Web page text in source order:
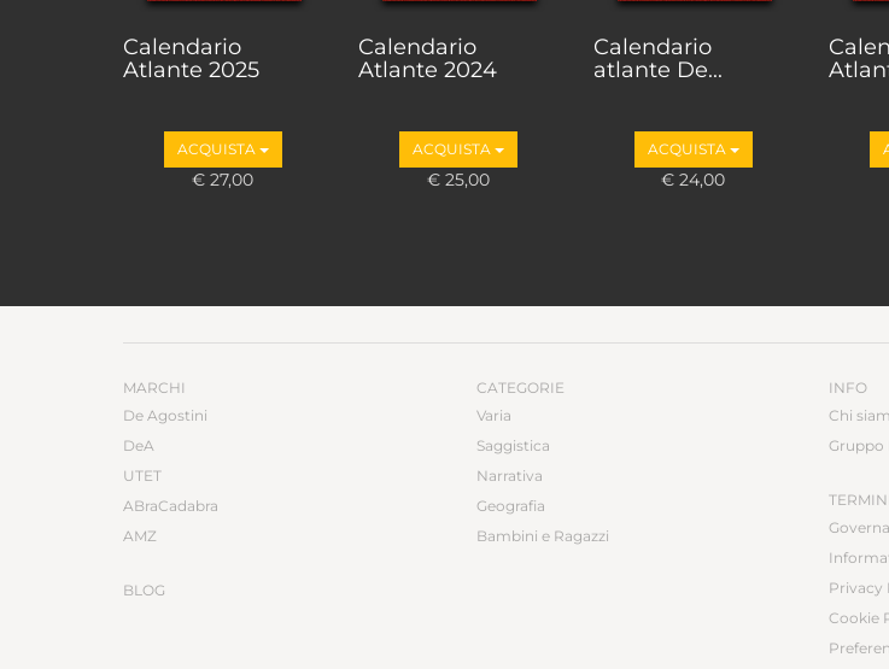
Calendario
Atlante 2025
ACQUISTA
€ 27,00
Calendario
Atlante 2024
ACQUISTA
€ 25,00
Calendario
atlante De...
ACQUISTA
€ 24,00
MARCHI
De Agostini
DeA
UTET
ABraCadabra
AMZ
BLOG
CATEGORIE
Varia
Saggistica
Narrativa
Geografia
Bambini e Ragazzi
INFO
Chi
Gruppo
Privacy
Cookie